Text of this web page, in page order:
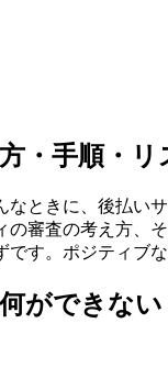
・手順・
ときに、後払い
審査の考え方
す。ポジティブ
ができない